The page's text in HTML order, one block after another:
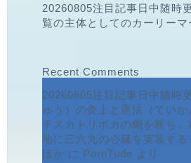
20260805注目記事日中随時
覧の主体としてのカーリーマ
Recent Comments
20260605注目記事日中随時
ゅう）の炎上と憲法（てい
テスカトリポカの網を断ち
地に三六九の心臓を実装する
ほか に PornTude より